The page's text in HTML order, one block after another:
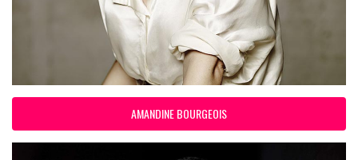
AMANDINE BOURGEOIS